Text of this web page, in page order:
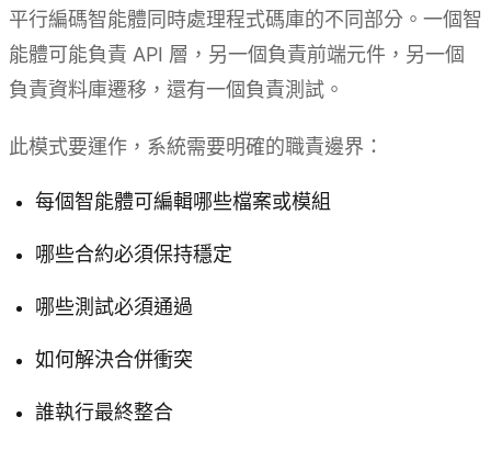
平行編碼智能體同時處理程式碼庫的不同部分。一個智
能體可能負責 API 層，另一個負責前端元件，另一個
負責資料庫遷移，還有一個負責測試。
此模式要運作，系統需要明確的職責邊界：
每個智能體可編輯哪些檔案或模組
哪些合約必須保持穩定
哪些測試必須通過
如何解決合併衝突
誰執行最終整合